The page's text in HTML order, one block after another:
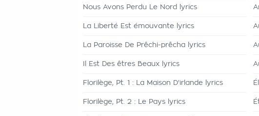
Nous Avons Perdu Le Nord lyrics
La Liberté Est émouvante lyrics
La Paroisse De Prêchi-prêcha lyrics
Il Est Des êtres Beaux lyrics
Florilège, Pt. 1 : La Maison D'irlande lyrics
Florilège, Pt. 2 : Le Pays lyrics